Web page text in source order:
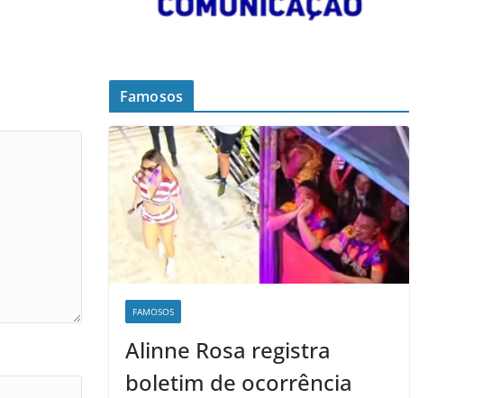
Famosos
FAMOSOS
Alinne Rosa registra
boletim de ocorrência